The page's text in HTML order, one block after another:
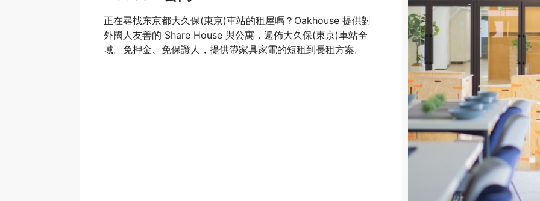
正在尋找东京都大久保(東京)車站的租屋嗎？Oakhouse 提供對
外國人友善的 Share House 與公寓，遍佈大久保(東京)車站全
域。免押金、免保證人，提供帶家具家電的短租到長租方案。